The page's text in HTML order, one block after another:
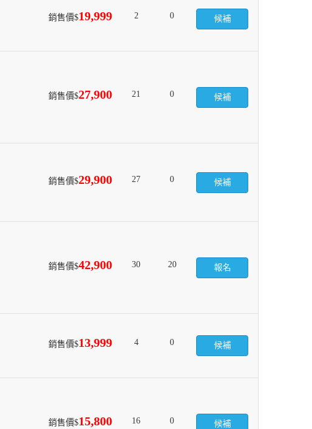
銷售價$19,999 2 0 候補
銷售價$27,900 21 0 候補
銷售價$29,900 27 0 候補
銷售價$42,900 30 20 報名
銷售價$13,999 4 0 候補
銷售價$15,800 16 0 候補